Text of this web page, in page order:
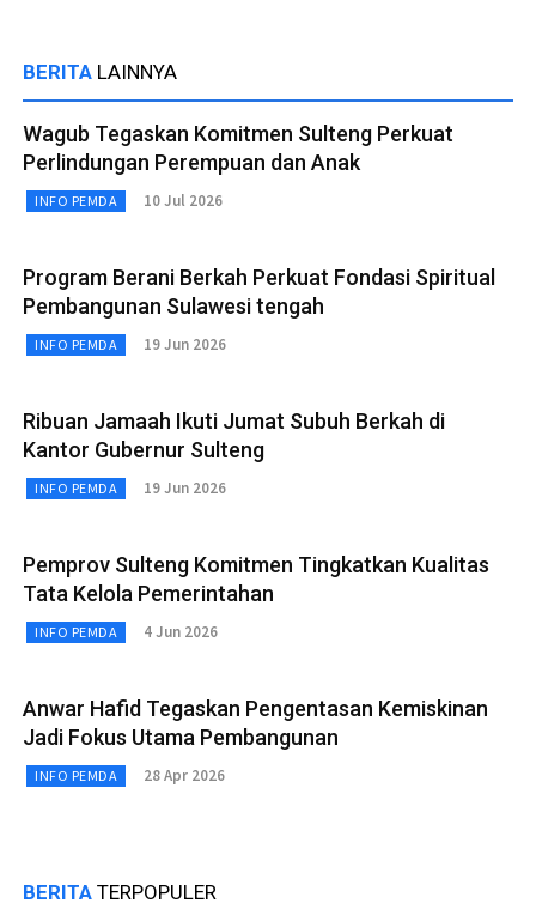
BERITA LAINNYA
Wagub Tegaskan Komitmen Sulteng Perkuat
Perlindungan Perempuan dan Anak
INFO PEMDA 10 Jul 2026
Program Berani Berkah Perkuat Fondasi Spiritual
Pembangunan Sulawesi tengah
INFO PEMDA 19 Jun 2026
Ribuan Jamaah Ikuti Jumat Subuh Berkah di
Kantor Gubernur Sulteng
INFO PEMDA 19 Jun 2026
Pemprov Sulteng Komitmen Tingkatkan Kualitas
Tata Kelola Pemerintahan
INFO PEMDA 4 Jun 2026
Anwar Hafid Tegaskan Pengentasan Kemiskinan
Jadi Fokus Utama Pembangunan
INFO PEMDA 28 Apr 2026
BERITA TERPOPULER